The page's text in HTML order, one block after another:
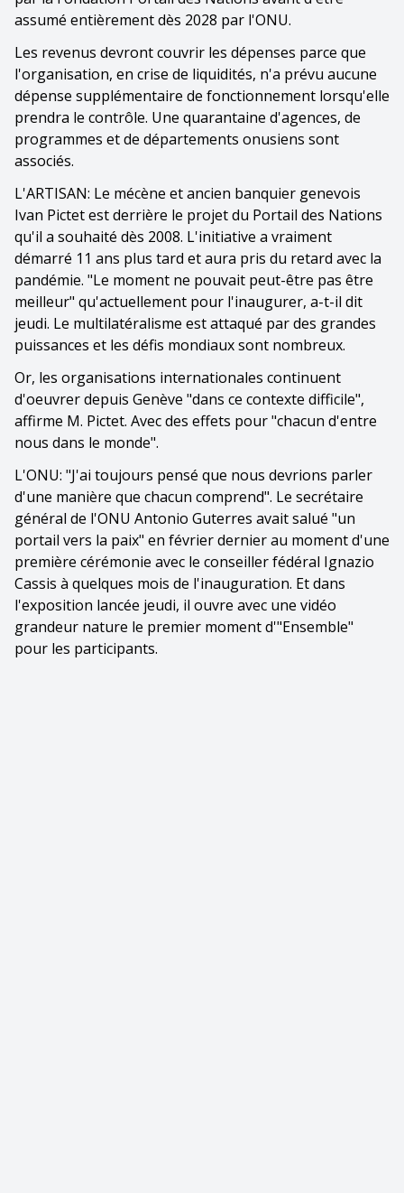
assumé entièrement dès 2028 par l'ONU.
Les revenus devront couvrir les dépenses parce que
l'organisation, en crise de liquidités, n'a prévu aucune
dépense supplémentaire de fonctionnement lorsqu'elle
prendra le contrôle. Une quarantaine d'agences, de
programmes et de départements onusiens sont
associés.
L'ARTISAN: Le mécène et ancien banquier genevois
Ivan Pictet est derrière le projet du Portail des Nations
qu'il a souhaité dès 2008. L'initiative a vraiment
démarré 11 ans plus tard et aura pris du retard avec la
pandémie. "Le moment ne pouvait peut-être pas être
meilleur" qu'actuellement pour l'inaugurer, a-t-il dit
jeudi. Le multilatéralisme est attaqué par des grandes
puissances et les défis mondiaux sont nombreux.
Or, les organisations internationales continuent
d'oeuvrer depuis Genève "dans ce contexte difficile",
affirme M. Pictet. Avec des effets pour "chacun d'entre
nous dans le monde".
L'ONU: "J'ai toujours pensé que nous devrions parler
d'une manière que chacun comprend". Le secrétaire
général de l'ONU Antonio Guterres avait salué "un
portail vers la paix" en février dernier au moment d'une
première cérémonie avec le conseiller fédéral Ignazio
Cassis à quelques mois de l'inauguration. Et dans
l'exposition lancée jeudi, il ouvre avec une vidéo
grandeur nature le premier moment d'"Ensemble"
pour les participants.